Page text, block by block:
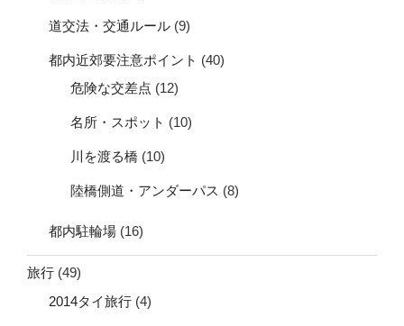
道交法・交通ルール (9)
都内近郊要注意ポイント (40)
危険な交差点 (12)
名所・スポット (10)
川を渡る橋 (10)
陸橋側道・アンダーパス (8)
都内駐輪場 (16)
旅行 (49)
2014タイ旅行 (4)